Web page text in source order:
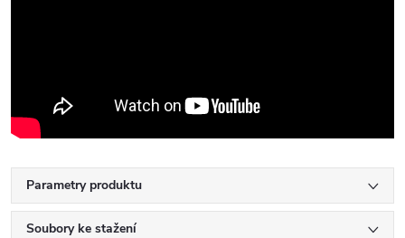
Parametry produktu
Soubory ke stažení